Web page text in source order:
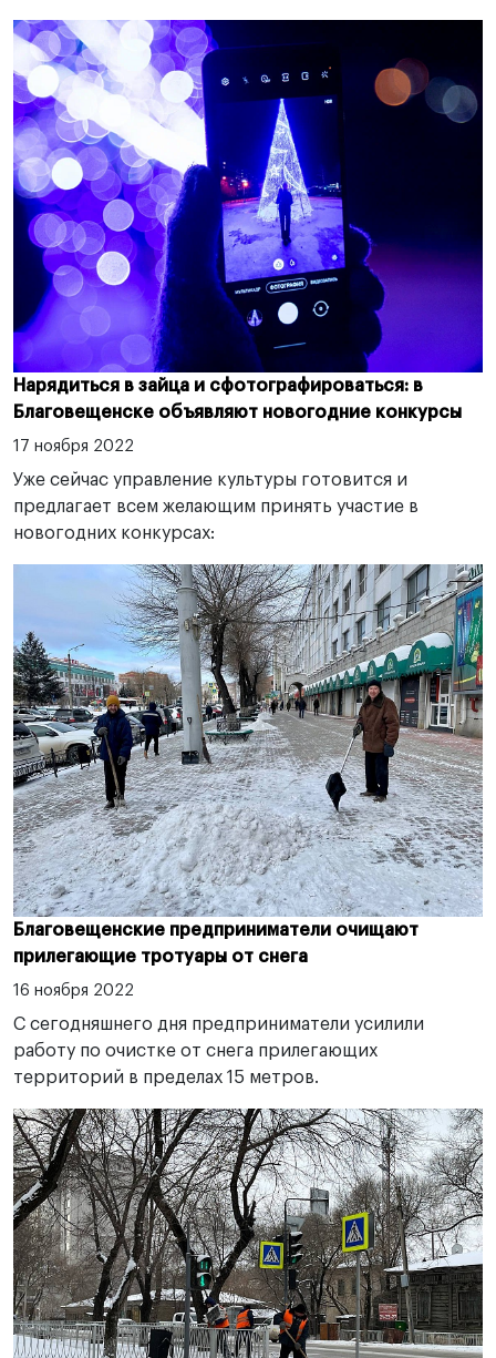
Нарядиться в зайца и сфотографироваться: в
Благовещенске объявляют новогодние конкурсы
17 ноября 2022
Уже сейчас управление культуры готовится и
предлагает всем желающим принять участие в
новогодних конкурсах:
Благовещенские предприниматели очищают
прилегающие тротуары от снега
16 ноября 2022
С сегодняшнего дня предприниматели усилили
работу по очистке от снега прилегающих
территорий в пределах 15 метров.